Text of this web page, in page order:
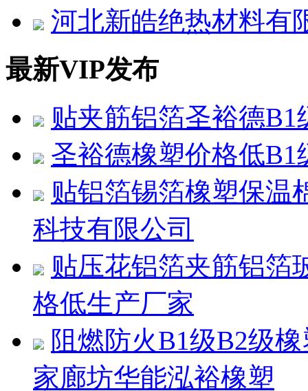
河北新皓绝热材料有
最新VIP发布
贴夹筋铝箔圣裕德B1
圣裕德橡塑价格低
贴铝箔锡箔橡塑保温
科技有限公司
贴压花铝箔夹筋铝箔
格低生产厂家
阻燃防火B1级B2级
家廊坊华能泓裕橡塑